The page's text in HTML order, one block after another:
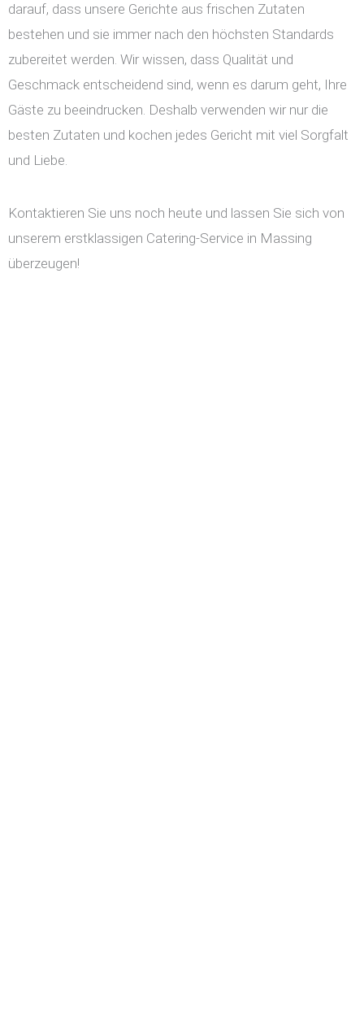
darauf, dass unsere Gerichte aus frischen Zutaten
bestehen und sie immer nach den höchsten Standards
zubereitet werden. Wir wissen, dass Qualität und
Geschmack entscheidend sind, wenn es darum geht, Ihre
Gäste zu beeindrucken. Deshalb verwenden wir nur die
besten Zutaten und kochen jedes Gericht mit viel Sorgfalt
und Liebe.
Kontaktieren Sie uns noch heute und lassen Sie sich von
unserem erstklassigen Catering-Service in Massing
überzeugen!